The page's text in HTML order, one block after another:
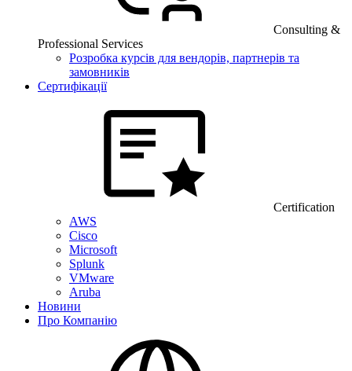
Consulting &
Professional Services
Розробка курсів для вендорів, партнерів та
замовників
Сертифікації
Certification
AWS
Cisco
Microsoft
Splunk
VMware
Aruba
Новини
Про Компанію